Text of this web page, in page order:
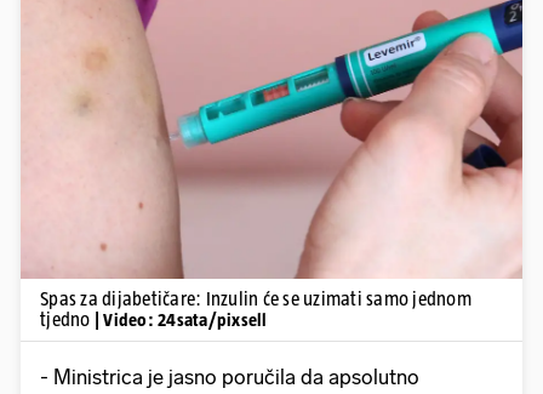
Pokretanje videa...
Spas za dijabetičare: Inzulin će se uzimati samo jednom
tjedno
| Video: 24sata/pixsell
- Ministrica je jasno poručila da apsolutno